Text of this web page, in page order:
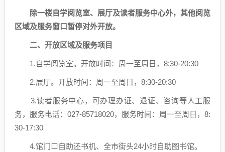
除一楼自学阅览室、展厅及读者服务中心外，其他阅览
区域及服务窗口暂停对外开放。
二、开放区域及服务项目
1.自学阅览室。开放时间：周一至周日，8:30-20:30
2.展厅。开放时间：周一至周日，8:30-20:30
3.读者服务中心，可办理办证、退证、咨询等人工服
务，服务电话：027-85718020，服务时间：周一至周日，8:
30-17:30
4.馆门口自助还书机、全市街头24小时自助图书馆。